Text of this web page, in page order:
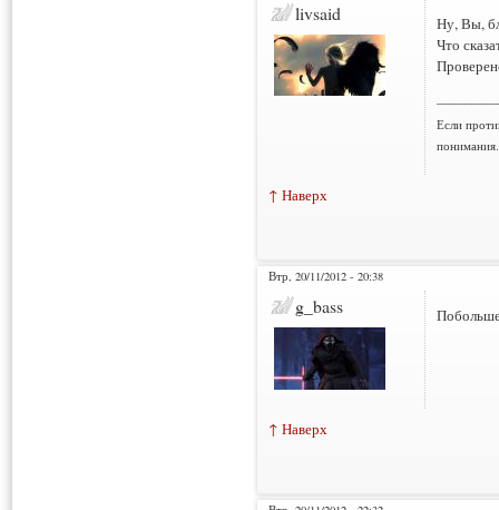
livsaid
Ну, Вы,
Что
Если
понимания.
↑ Наверх
Втр, 20/11/2012 - 20:38
g_bass
↑ Наверх